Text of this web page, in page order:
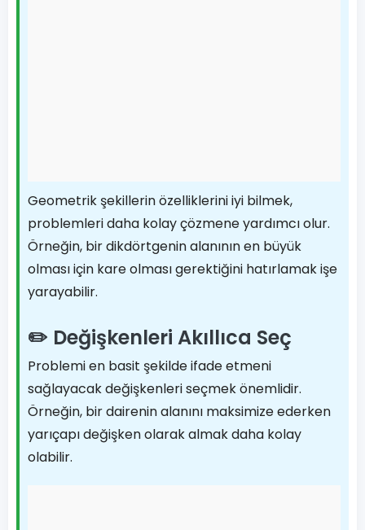
Geometrik şekillerin özelliklerini iyi bilmek,
problemleri daha kolay çözmene yardımcı olur.
Örneğin, bir dikdörtgenin alanının en büyük
olması için kare olması gerektiğini hatırlamak işe
yarayabilir.
✏️ Değişkenleri Akıllıca Seç
Problemi en basit şekilde ifade etmeni
sağlayacak değişkenleri seçmek önemlidir.
Örneğin, bir dairenin alanını maksimize ederken
yarıçapı değişken olarak almak daha kolay
olabilir.